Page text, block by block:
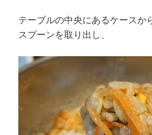
テーブルの中央にあるケースか
スプーンを取り出し、